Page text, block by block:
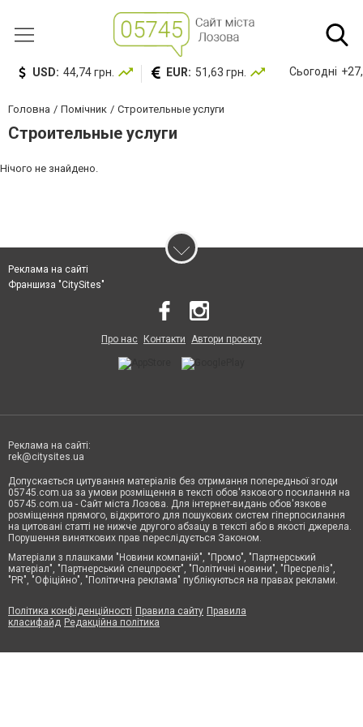
USD: 44,74 грн. EUR: 51,63 грн. Сьогодні
Головна Помічник Строительные услуги
Строительные услуги
Нічого не знайдено.
Реклама на сайті
Франшиза "CitySites"
Про нас Контакти Автори проєкту
Реклама на сайті:
rek@citysites.ua
Допускається цитування матеріалів без отримання попередньої згоди
05745.com.ua за умови розміщення в тексті обов'язкового посилання на
05745.com.ua - Сайт міста Лозова. Для інтернет-видань обов'язкове
розміщення прямого, відкритого для пошукових систем гіперпосилання
на цитовані статті не нижче другого абзацу в тексті або в якості джерела.
Порушення виняткових прав переслідується Законом.
Матеріали з плашками "Новини компаній", "Промо", "Партнерський
матеріал", "Партнерський спецпроєкт", "Політичні новини", "Пресреліз",
"PR", "Офіційно", "Політична реклама" публікуються на правах реклами.
Політика конфіденційності Правила сайту Правила
класифайд Редакційна політика